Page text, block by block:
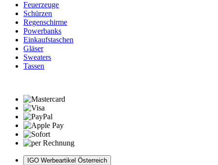
Feuerzeuge
Schürzen
Regenschirme
Powerbanks
Einkaufstaschen
Gläser
Sweaters
Tassen
IGO Werbeartikel Österreich